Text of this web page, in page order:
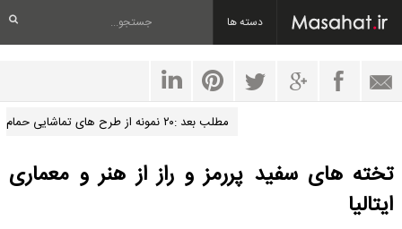
دسته ها
مطلب بعد :۲۰ نمونه از طرح های تماشایی حمام
تخته ­های سفید پررمز و راز از هنر و معماری
ایتالیا